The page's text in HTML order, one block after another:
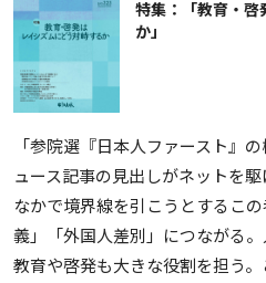
特集：「教育・啓
か」
「参院選『日本人ファースト』
ュース記事の見出しがネットを
なかで境界線を引こうとするこ
義」「外国人差別」につながる。
教育や啓発も大きな役割を担う